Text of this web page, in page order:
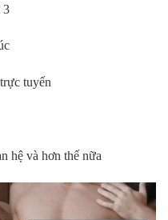
3
tuyến
hệ và hơn thế nữa